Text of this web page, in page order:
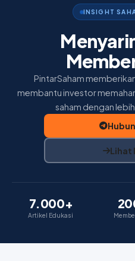
Membership
Tentang Kami
INSIGHT
PintarSaham
membantu investor
saham dengan
Lihat
7.000+
Artikel Edukasi